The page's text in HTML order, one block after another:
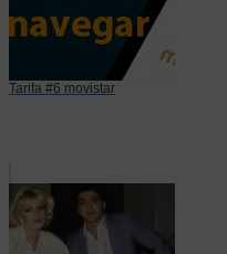
Tarifa #6 movistar